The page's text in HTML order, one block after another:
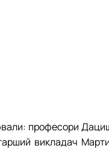
професори
викладач